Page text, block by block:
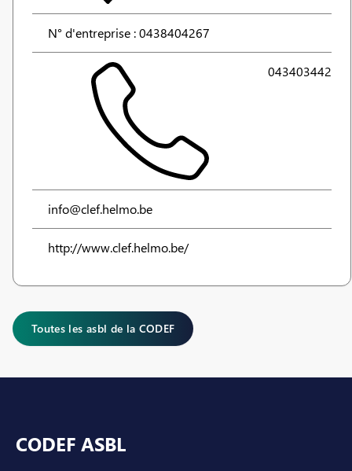
N° d'entreprise : 0438404267
043403442
info@clef.helmo.be
http://www.clef.helmo.be/
Toutes les asbl de la CODEF
CODEF ASBL